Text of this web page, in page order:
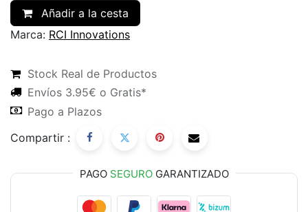
Añadir a la cesta
Marca: RCI Innovations
Stock Real de Productos
Envíos 3.95€ o Gratis*
Pago a Plazos
Compartir :
PAGO SEGUROGARANTIZADO